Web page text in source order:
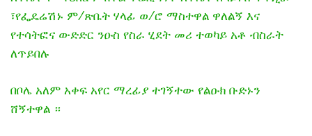
፣የፌዴሬሽኑ ም/ጽቤት ሃላፊ ወ/ሮ ማስተዋል ዋለልኝ እና
የተሳትፎና ውድድር ንዑስ የስራ ሂደት መሪ ተወካይ አቶ ብስራት
ለጥይበሉ
በቦሌ አለም አቀፍ አየር ማረፊያ ተገኝተው የልዑክ ቡድኑን
ሸኝተዋል ።